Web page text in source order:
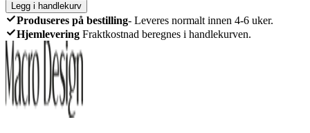
Legg i handlekurv
Produseres på bestilling- Leveres normalt innen 4-6 uker.
Hjemlevering Fraktkostnad beregnes i handlekurven.